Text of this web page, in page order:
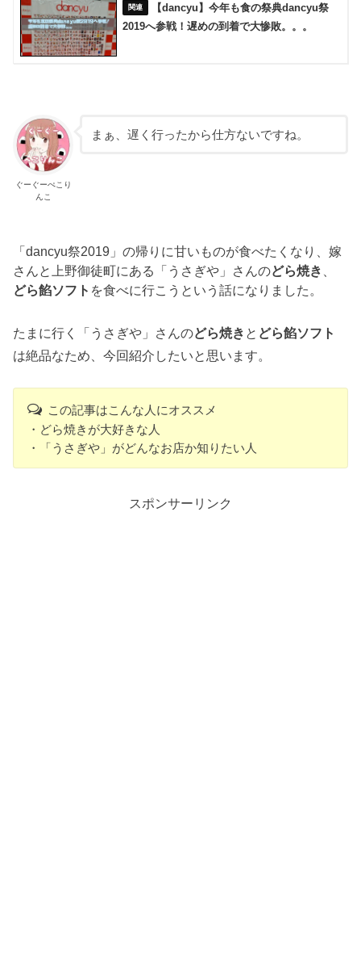
【dancyu】今年も食の祭典dancyu祭
2019へ参戦！遅めの到着で大惨敗。。。
ぐーぐーぺこり
んこ
まぁ、遅く行ったから仕方ないですね。
「dancyu祭2019」の帰りに甘いものが食べたくなり、嫁
さんと上野御徒町にある「うさぎや」さんのどら焼き
どら餡ソフト を食べに行こうという話になりました。
たまに行く「うさぎや」さんのどら焼き と どら餡ソフト
は絶品なため、今回紹介したいと思います。
この記事はこんな人にオススメ
・どら焼きが大好きな人
・「うさぎや」がどんなお店か知りたい人
スポンサーリンク